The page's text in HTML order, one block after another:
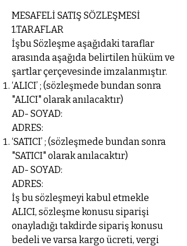
MESAFELİ SATIŞ SÖZLEŞMESİ
1.TARAFLAR
İşbu Sözleşme aşağıdaki taraflar
arasında aşağıda belirtilen hüküm ve
şartlar çerçevesinde imzalanmıştır.
‘ALICI’ ; (sözleşmede bundan sonra
"ALICI" olarak anılacaktır)
AD- SOYAD:
ADRES:
‘SATICI’ ; (sözleşmede bundan sonra
"SATICI" olarak anılacaktır)
AD- SOYAD:
ADRES:
İş bu sözleşmeyi kabul etmekle
ALICI, sözleşme konusu siparişi
onayladığı takdirde sipariş konusu
bedeli ve varsa kargo ücreti, vergi